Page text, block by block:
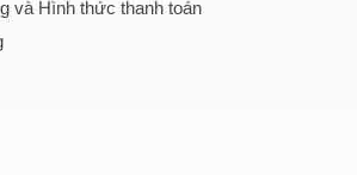
và Hình thức thanh toán